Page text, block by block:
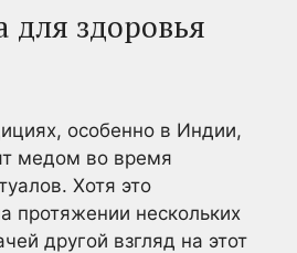
для здоровья
особенно в Индии,
медом во время
Хотя это
протяжении нескольких
другой взгляд на этот